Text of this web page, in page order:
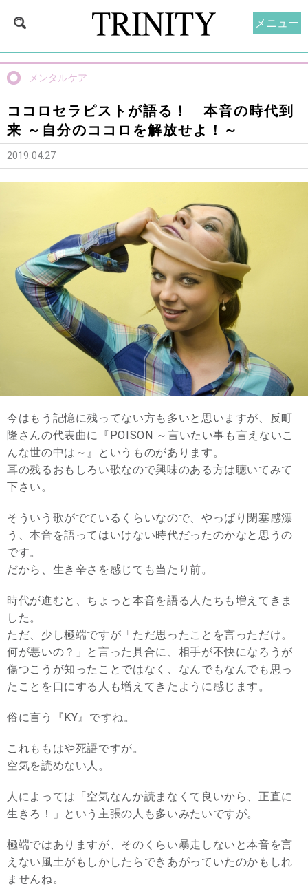
メンタルケア
ココロセラピストが語る！ 本音の時代到
来 ～自分のココロを解放せよ！～
2019.04.27
今はもう記憶に残ってない方も多いと思いますが、反町
隆さんの代表曲に『POISON ～言いたい事も言えないこ
んな世の中は～』というものがあります。
耳の残るおもしろい歌なので興味のある方は聴いてみて
下さい。
そういう歌がでているくらいなので、やっぱり閉塞感漂
う、本音を語ってはいけない時代だったのかなと思うの
です。
だから、生き辛さを感じても当たり前。
時代が進むと、ちょっと本音を語る人たちも増えてきま
した。
ただ、少し極端ですが「ただ思ったことを言っただけ。
何が悪いの？」と言った具合に、相手が不快になろうが
傷つこうが知ったことではなく、なんでもなんでも思っ
たことを口にする人も増えてきたように感じます。
俗に言う『KY』ですね。
これももはや死語ですが。
空気を読めない人。
人によっては「空気なんか読まなくて良いから、正直に
生きろ！」という主張の人も多いみたいですが。
極端ではありますが、そのくらい暴走しないと本音を言
えない風土がもしかしたらできあがっていたのかもしれ
ませんね。
メニュー